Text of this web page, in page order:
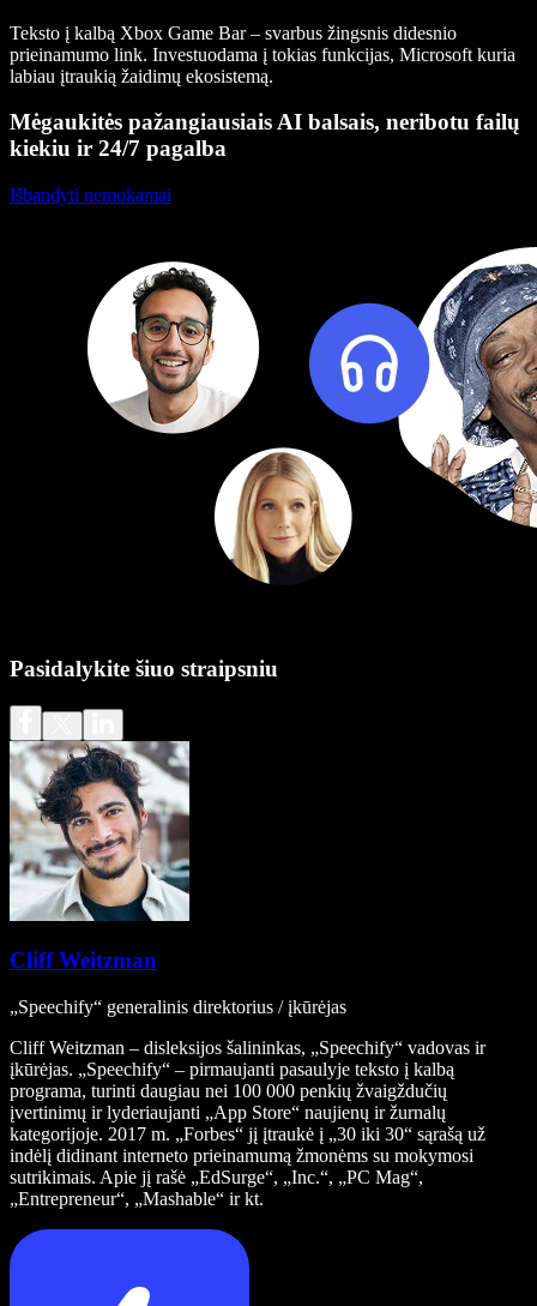
Teksto į kalbą Xbox Game Bar– svarbus žingsnis didesnio
prieinamumo link. Investuodama į tokias funkcijas, Microsoft kuria
labiau įtraukią žaidimų ekosistemą.
Mėgaukitės pažangiausiais AI balsais, neribotu failų
kiekiu ir 24/7 pagalba
Išbandyti nemokamai
Pasidalykite šiuo straipsniu
Cliff Weitzman
„Speechify“ generalinis direktorius / įkūrėjas
Cliff Weitzman – disleksijos šalininkas, „Speechify“ vadovas ir
įkūrėjas. „Speechify“ – pirmaujanti pasaulyje teksto į kalbą
programa, turinti daugiau nei 100 000 penkių žvaigždučių
įvertinimų ir lyderiaujanti „App Store“ naujienų ir žurnalų
kategorijoje. 2017 m. „Forbes“ jį įtraukė į „30 iki 30“ sąrašą už
indėlį didinant interneto prieinamumą žmonėms su mokymosi
sutrikimais. Apie jį rašė „EdSurge“, „Inc.“, „PC Mag“,
„Entrepreneur“, „Mashable“ ir kt.